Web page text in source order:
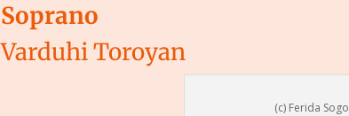
Soprano
Varduhi Toroyan
(c) Ferida